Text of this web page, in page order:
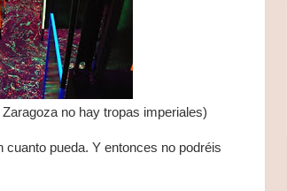
no hay tropas imperiales)
pueda. Y entonces no podréis